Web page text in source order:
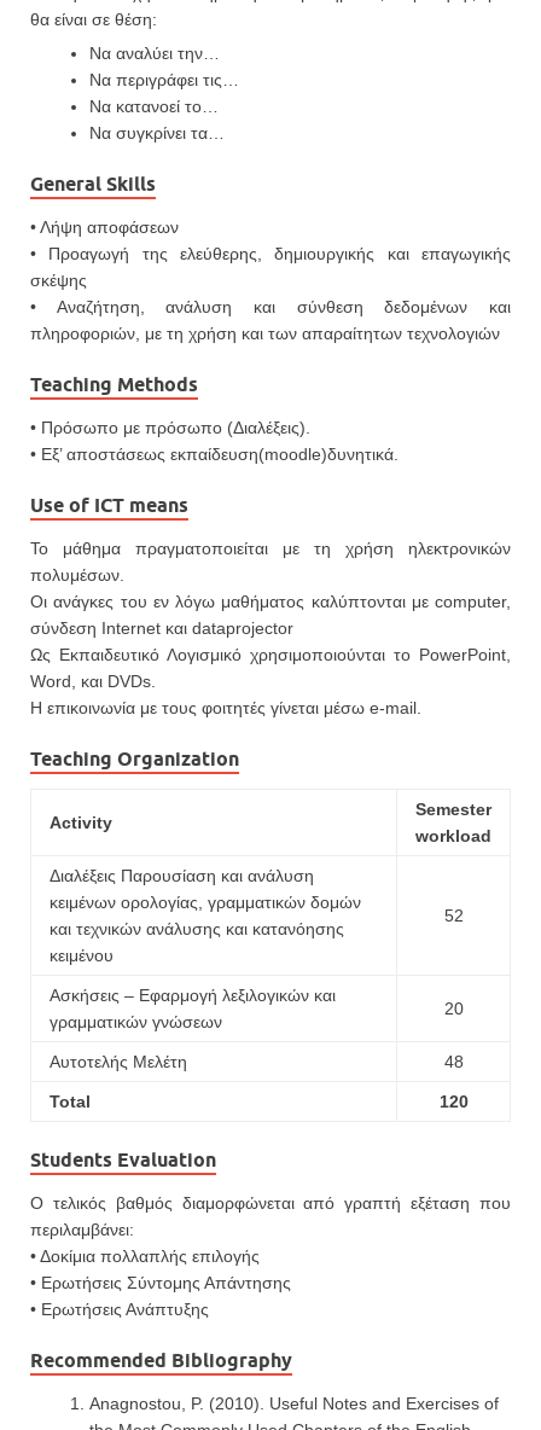
θα είναι σε θέση:
Να αναλύει την…
Να περιγράφει τις…
Να κατανοεί το…
Να συγκρίνει τα…
General Skills
• Λήψη αποφάσεων
• Προαγωγή της ελεύθερης, δημιουργικής και επαγωγικής
σκέψης
• Αναζήτηση, ανάλυση και σύνθεση δεδομένων και
πληροφοριών, με τη χρήση και των απαραίτητων τεχνολογιών
Teaching Methods
• Πρόσωπο με πρόσωπο (Διαλέξεις).
• Εξ’ αποστάσεως εκπαίδευση(moodle)δυνητικά.
Use of ICT means
Το μάθημα πραγματοποιείται με τη χρήση ηλεκτρονικών
πολυμέσων.
Οι ανάγκες του εν λόγω μαθήματος καλύπτονται με computer,
σύνδεση Internet και dataprojector
Ως Εκπαιδευτικό Λογισμικό χρησιμοποιoύνται το PowerPoint,
Word, και DVDs.
Η επικοινωνία με τους φοιτητές γίνεται μέσω e-mail.
Teaching Organization
Activity
Semester
workload
Διαλέξεις Παρουσίαση και ανάλυση
κειμένων ορολογίας, γραμματικών δομών
και τεχνικών ανάλυσης και κατανόησης
κειμένου
52
Aσκήσεις – Εφαρμογή λεξιλογικών και
γραμματικών γνώσεων
20
Αυτοτελής Μελέτη 48
Total 120
Students Evaluation
Ο τελικός βαθμός διαμορφώνεται από γραπτή εξέταση που
περιλαμβάνει:
• Δοκίμια πολλαπλής επιλογής
• Ερωτήσεις Σύντομης Απάντησης
• Ερωτήσεις Ανάπτυξης
Recommended Bibliography
Anagnostou, P. (2010). Useful Notes and Exercises of